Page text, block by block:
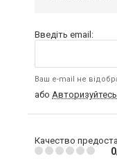
Введіть email:
Ваш e-mail не
або Авторизуйтесь
Качество